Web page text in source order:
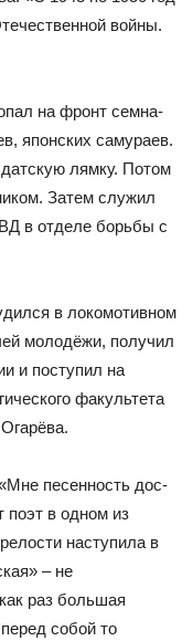
войны.
на фронт семна­
японских самураев.
лямку. Потом
Затем служил
в отделе борьбы с
в локомотивном
молодёжи, получил
и поступил на
факультета
песенность дос­
поэт в одном из
наступила в
– не
раз большая
собой то